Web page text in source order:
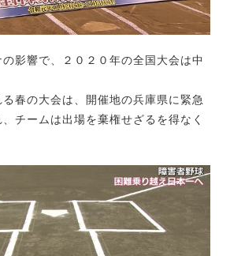
影響で、２０２０年の全国大会は中
春の大会は、開催地の兵庫県に緊急
チームは出場を棄権せざるを得なく